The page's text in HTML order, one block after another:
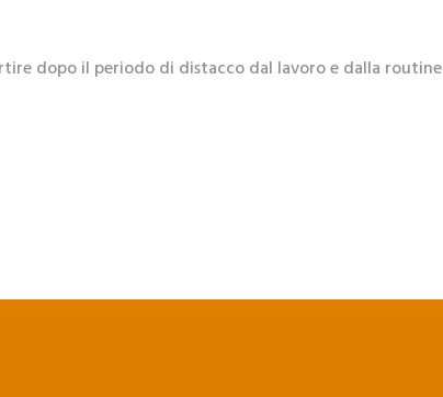
dopo il periodo di distacco dal lavoro e dalla routine